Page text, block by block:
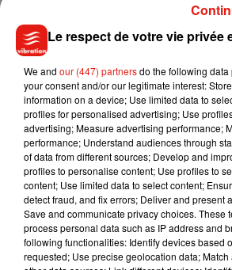
Musique
7 août 2026
Julien Lieb s’essaye
dans son nouveau
7 août 2026
Madonna sort enfin
Sensation » avec
Le respect de votre vie privée
We and our (447) partnersdo the following
your consent and/or our legitimate interest:
information on a device; Use limited data to
profiles for personalised advertising; Use
advertising; Measure advertising performance;
performance; Understand audiences through
of data from different sources; Develop and
profiles to personalise content; Use profiles to
content; Use limited data to select content;
detect fraud, and fix errors; Deliver and present
Save and communicate privacy choices. These
process personal data such as IP address and
following functionalities: Identify devices based
requested; Use precise geolocation data;